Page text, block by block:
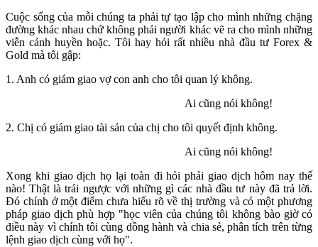
Cuộc sống của mỗi chúng ta phải tự tạo lập cho mình những chặng
đường khác nhau chứ không phải người khác vẽ ra cho mình những
viễn cảnh huyền hoặc. Tôi hay hỏi rất nhiều nhà đầu tư Forex &
Gold mà tôi gập:
1. Anh có giám giao vợ con anh cho tôi quan lý không.
Ai cũng nói không!
2. Chị có giám giao tài sản của chị cho tôi quyết định không.
Ai cũng nói không!
Xong khi giao dịch họ lại toàn đi hỏi phải giao dịch hôm nay thế
nào! Thật là trái ngược với những gì các nhà đầu tư này đã trả lời.
Đó chính ở một điểm chưa hiểu rõ về thị trường và có một phương
pháp giao dịch phù hợp "học viên của chúng tôi không bào giờ có
điều này vì chính tôi cùng dồng hành và chia sẻ, phân tích trên từng
lệnh giao dịch cùng với họ".